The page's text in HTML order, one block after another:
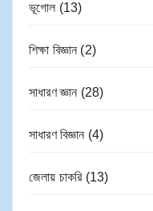
ভূগোল (13)
শিক্ষা বিজ্ঞান (2)
সাধারণ জ্ঞান (28)
সাধারণ বিজ্ঞান (4)
জেলায় চাকরি(13)